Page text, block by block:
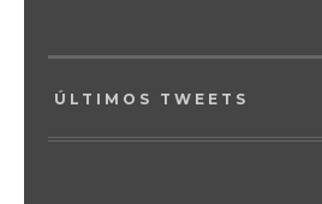
ÚLTIMOS TWEETS